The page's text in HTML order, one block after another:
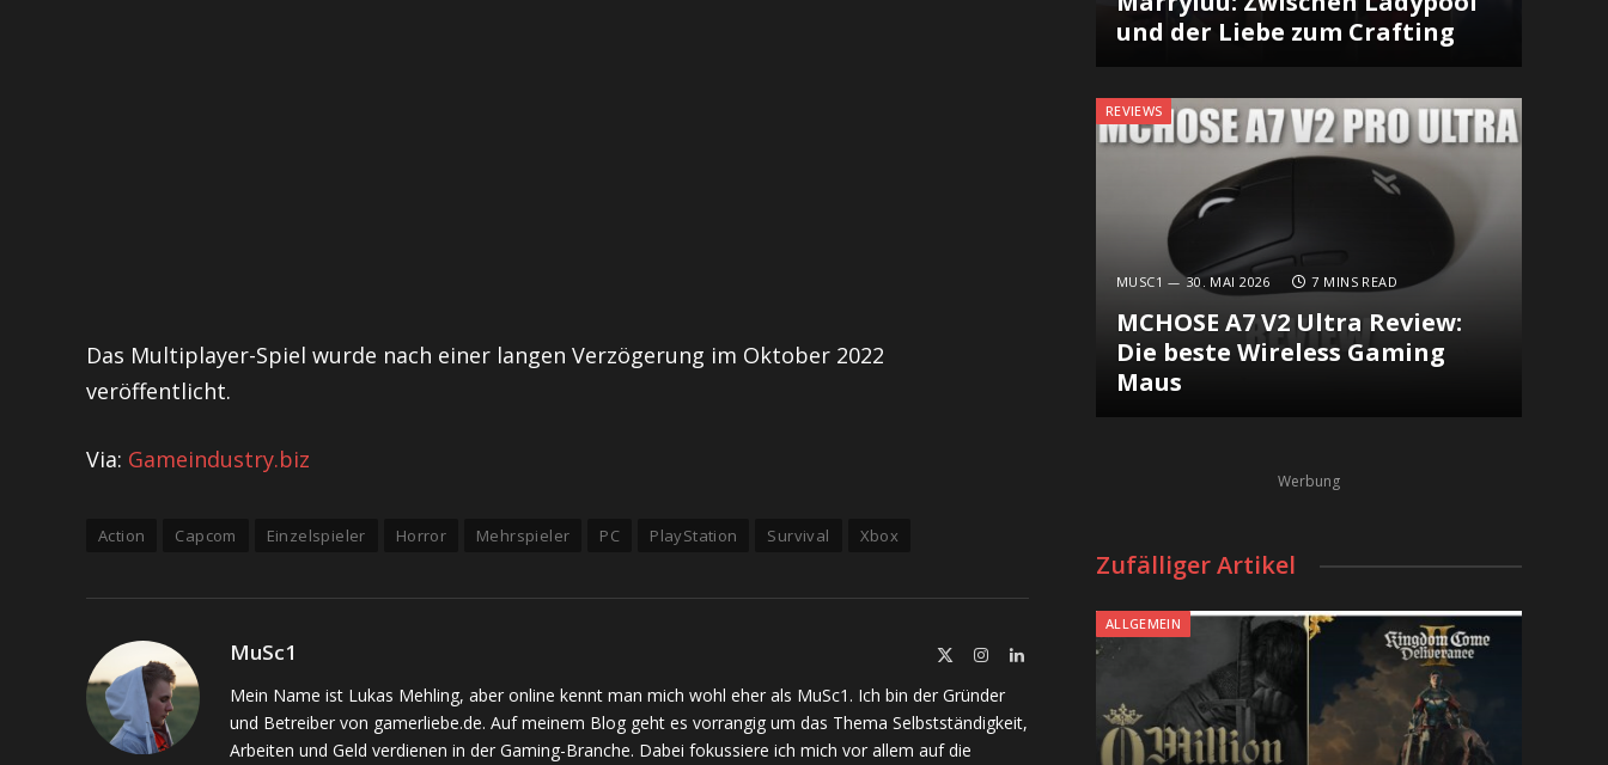
Das Multiplayer-Spiel wurde nach einer langen Verzögerung im Oktober 2022
veröffentlicht.
Via: Gameindustry.biz
Action Capcom Einzelspieler Horror Mehrspieler PC PlayStation Survival Xbox
MuSc1 InstagramLinkedIn
Mein Name ist Lukas Mehling, aber online kennt man mich wohl eher als MuSc1. Ich bin der Gründer
und Betreiber von gamerliebe.de. Auf meinem Blog geht es vorrangig um das Thema Selbstständigkeit,
Arbeiten und Geld verdienen in der Gaming-Branche. Dabei fokussiere ich mich vor allem auf die
und der Liebe zum Crafting
REVIEWS
MUSC1 30. MAI 2026 7 MINS READ
MCHOSE A7 V2 Ultra Review:
Die beste Wireless Gaming
Maus
Werbung
Zufälliger Artikel
ALLGEMEIN